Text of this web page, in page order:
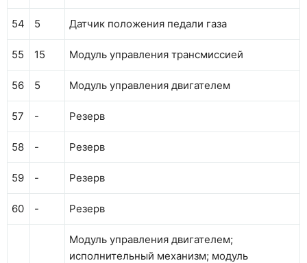
54 5 Датчик положения педали газа
55 15 Модуль управления трансмиссией
56 5 Модуль управления двигателем
57 - Резерв
58 - Резерв
59 - Резерв
60 - Резерв
Модуль управления двигателем;
исполнительный механизм; модуль